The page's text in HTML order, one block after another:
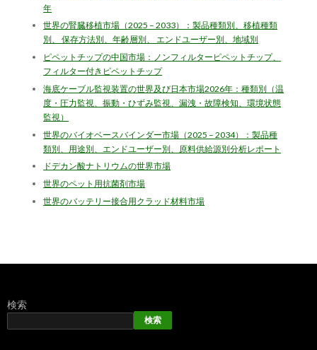
年
世界の腎臓移植市場（2025 – 2033）：製品種類別、移植種類
別、 保存方法別、年齢層別、 エンドユーザー別、地域別
ピペットチップの中国市場：ノンフィルターピペットチップ、
フィルター付きピペットチップ
海底ケーブル監視装置の世界及び日本市場2026年：種類別（温
度・圧力監視、振動・ひずみ監視、漏洩・故障検知、環境状態
監視）
世界のバイオベースバインダー市場（2025 – 2034）：製品種
類別、用途別、エンドユーザー別、原料供給源別分析レポート
ドデカン酸ナトリウムの世界市場
世界のペット用抗菌剤市場
世界のバッテリー接合用クラッド材料市場
検索
検索